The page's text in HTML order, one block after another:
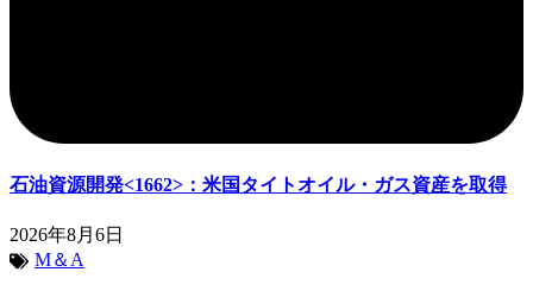
石油資源開発<1662>：米国タイトオイル・ガス資産を取得
2026年8月6日
M＆A